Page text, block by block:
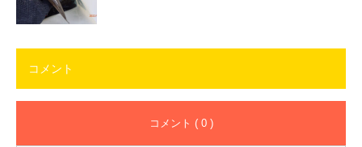
コメント
コメント ( 0 )